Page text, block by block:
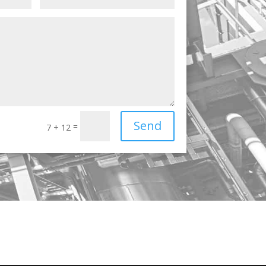
7 + 12 = Send